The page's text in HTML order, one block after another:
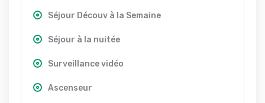
Séjour Découv à la Semaine
Séjour à la nuitée
Surveillance vidéo
Ascenseur